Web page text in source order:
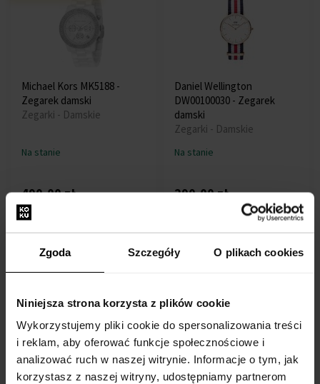
Zgoda Szczegóły O plikach cookies
Niniejsza strona korzysta z plików cookie
Wykorzystujemy pliki cookie do spersonalizowania treści
i reklam, aby oferować funkcje społecznościowe i
analizować ruch w naszej witrynie. Informacje o tym, jak
korzystasz z naszej witryny, udostępniamy partnerom
Michael Kors MK5188 -
Zegarek damski
Zegarki - Damskie
Na stanie
490,00 zł
Daniel Wellington
DW00100030 - Zegarek
damski
Zegarki - Damskie
Na stanie
290,00 zł
Tommy Hilfiger 1791144 -
Zegarek męski
Zegarki - Mężczyzn
Na stanie
Michael Kors MK8507 -
Zegarek unisex
Zegarki - Unisex
Na stanie